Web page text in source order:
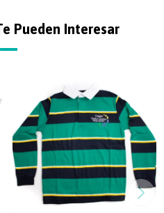
Pueden Interesar